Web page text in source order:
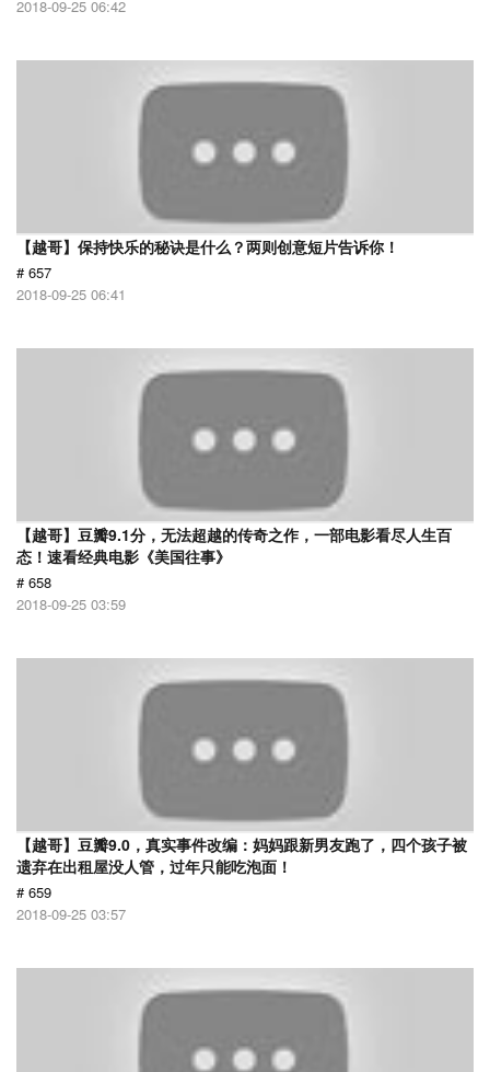
2018-09-25 06:42
【越哥】保持快乐的秘诀是什么？两则创意短片告诉你！
# 657
2018-09-25 06:41
【越哥】豆瓣9.1分，无法超越的传奇之作，一部电影看尽人生百
态！速看经典电影《美国往事》
# 658
2018-09-25 03:59
【越哥】豆瓣9.0，真实事件改编：妈妈跟新男友跑了，四个孩子被
遗弃在出租屋没人管，过年只能吃泡面！
# 659
2018-09-25 03:57